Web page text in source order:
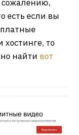
сожалению,
есть если вы
то
найти вот